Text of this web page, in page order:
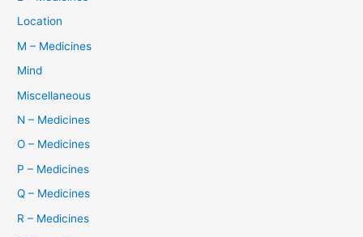
Location
M – Medicines
Mind
Miscellaneous
N – Medicines
O – Medicines
P – Medicines
Q – Medicines
R – Medicines